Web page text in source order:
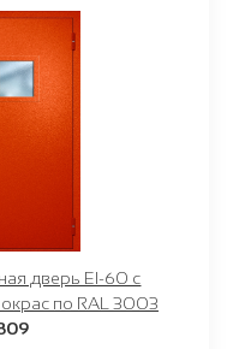
дверь EI-60 с
окрас по RAL 3003